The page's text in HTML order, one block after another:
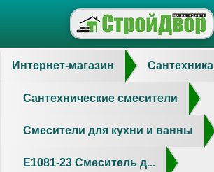
Интернет-магазин Сантехника
Сантехнические смесители
Смесители для кухни и ванны
E1081-23 Смеситель д...